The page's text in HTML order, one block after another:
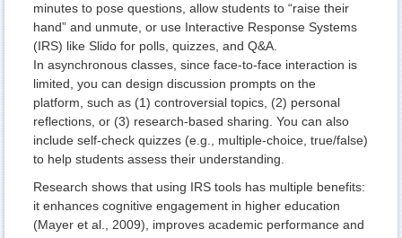
minutes to pose questions, allow students to “raise their
hand” and unmute, or use Interactive Response Systems
(IRS) like Slido for polls, quizzes, and Q&A.
In asynchronous classes, since face-to-face interaction is
limited, you can design discussion prompts on the
platform, such as (1) controversial topics, (2) personal
reflections, or (3) research-based sharing. You can also
include self-check quizzes (e.g., multiple-choice, true/false)
to help students assess their understanding.
Research shows that using IRS tools has multiple benefits:
it enhances cognitive engagement in higher education
(Mayer et al., 2009), improves academic performance and